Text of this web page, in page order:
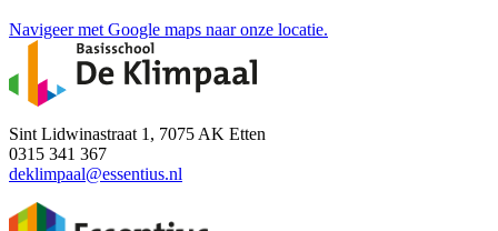
Navigeer met Google maps naar onze locatie.
Sint Lidwinastraat 1, 7075 AK Etten
0315 341 367
deklimpaal@essentius.nl